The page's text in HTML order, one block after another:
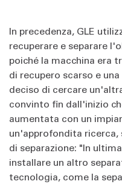
In precedenza, GLE
recuperare e separare
poiché la macchina era
di recupero scarso e
deciso di cercare
convinto fin dall'inizio
aumentata con un
un'approfondita ricerca,
di separazione: "In
installare un altro
tecnologia, come la